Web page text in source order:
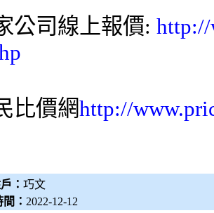
公司線上報價: http://
比價網http://
： 巧文
： 2022-12-12